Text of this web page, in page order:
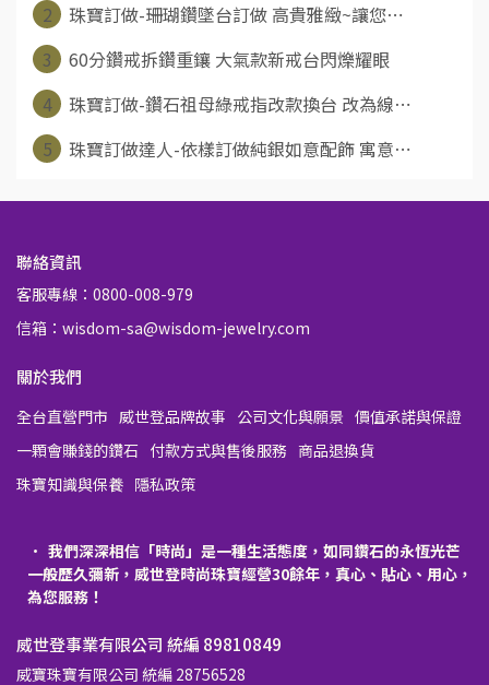
2
珠寶訂做-珊瑚鑽墜台訂做 高貴雅緻~讓您⋯
3
60分鑽戒拆鑽重鑲 大氣款新戒台閃爍耀眼
4
珠寶訂做-鑽石祖母綠戒指改款換台 改為線⋯
5
珠寶訂做達人-依樣訂做純銀如意配飾 寓意⋯
聯絡資訊
客服專線：0800-008-979
信箱：wisdom-sa@wisdom-jewelry.com
關於我們
全台直營門市 威世登品牌故事 公司文化與願景 價值承諾與保證
一顆會賺錢的鑽石 付款方式與售後服務 商品退換貨
珠寶知識與保養 隱私政策
我們深深相信「時尚」是一種生活態度，如同鑽石的永恆光芒
一般歷久彌新，威世登時尚珠寶經營30餘年，真心、貼心、用心，
為您服務！
威世登事業有限公司 統編 89810849
威寶珠寶有限公司 統編 28756528